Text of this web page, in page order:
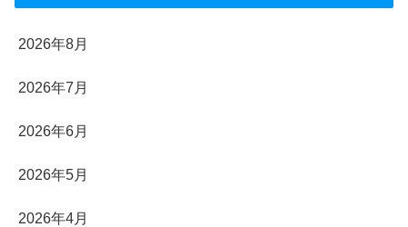
2026年8月
2026年7月
2026年6月
2026年5月
2026年4月